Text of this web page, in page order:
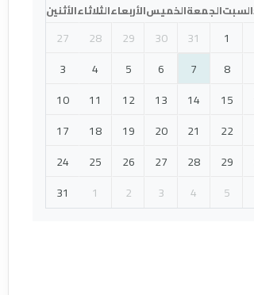
الأثنينالثلاثاءالأربعاءالخميسالجمعةالسبت
27 28 29 30 31 1
3
4 5 6 7 8
10
11 12 13 14 15
17
18 19 20 21 22
24
25 26 27 28 29
31
1 2 3 4 5